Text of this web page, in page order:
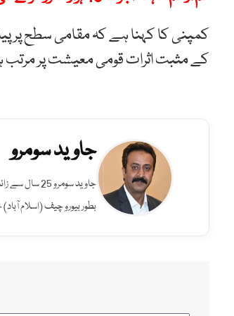
کمپنی کا کہنا ہے کہ مقامی سطح پر
کے مثبت اثرات قومی معیشت پر
جاوید سومرو
جاوید
بطور بیورو چیف (اسلام